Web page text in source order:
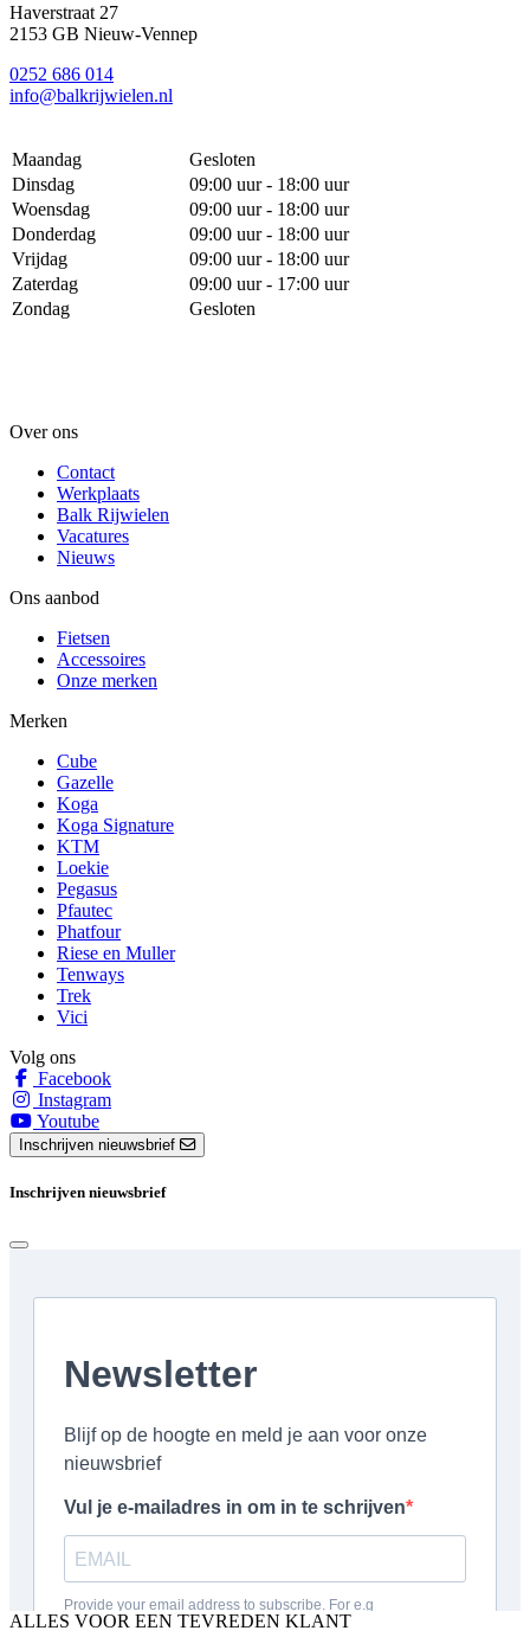
Haverstraat 27
2153 GB Nieuw-Vennep
0252 686 014
info@balkrijwielen.nl
Maandag
Gesloten
Dinsdag
09:00 uur - 18:00 uur
Woensdag
09:00 uur - 18:00 uur
Donderdag
09:00 uur - 18:00 uur
Vrijdag
09:00 uur - 18:00 uur
Zaterdag
09:00 uur - 17:00 uur
Zondag
Gesloten
Over ons
Contact
Werkplaats
Balk Rijwielen
Vacatures
Nieuws
Ons aanbod
Fietsen
Accessoires
Onze merken
Merken
Cube
Gazelle
Koga
Koga Signature
KTM
Loekie
Pegasus
Pfautec
Phatfour
Riese en Muller
Tenways
Trek
Vici
Volg ons
Facebook
Instagram
Youtube
Inschrijven nieuwsbrief
Inschrijven nieuwsbrief
ALLES VOOR EEN TEVREDEN KLANT